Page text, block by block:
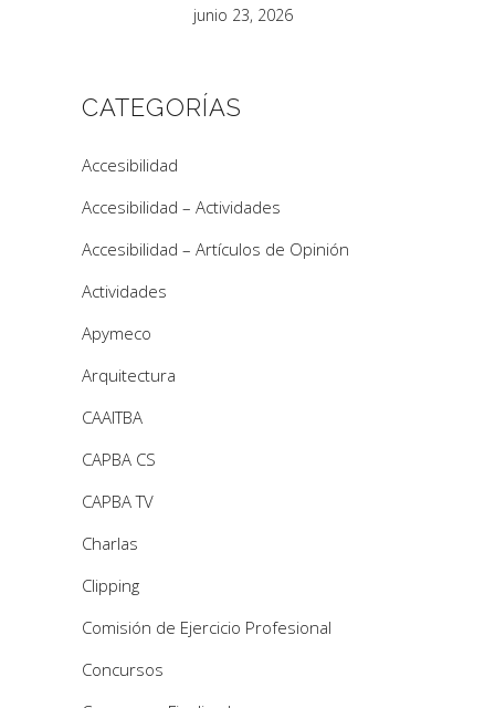
junio 23, 2026
CATEGORÍAS
Accesibilidad
Accesibilidad – Actividades
Accesibilidad – Artículos de Opinión
Actividades
Apymeco
Arquitectura
CAAITBA
CAPBA CS
CAPBA TV
Charlas
Clipping
Comisión de Ejercicio Profesional
Concursos